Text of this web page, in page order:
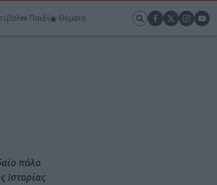
Παιδί Θέματα
πόλο
Ιστορίας